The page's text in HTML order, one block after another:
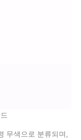
무색으로 분류되며,